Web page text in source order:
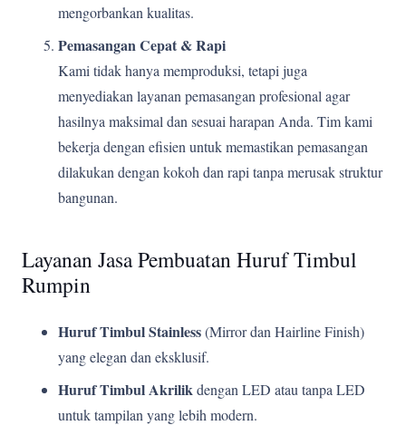
mengorbankan kualitas.
Pemasangan Cepat & Rapi
Kami tidak hanya memproduksi, tetapi juga
menyediakan layanan pemasangan profesional agar
hasilnya maksimal dan sesuai harapan Anda. Tim kami
bekerja dengan efisien untuk memastikan pemasangan
dilakukan dengan kokoh dan rapi tanpa merusak struktur
bangunan.
Layanan Jasa Pembuatan Huruf Timbul
Rumpin
Huruf Timbul Stainless(Mirror dan Hairline Finish)
yang elegan dan eksklusif.
Huruf Timbul Akrilikdengan LED atau tanpa LED
untuk tampilan yang lebih modern.